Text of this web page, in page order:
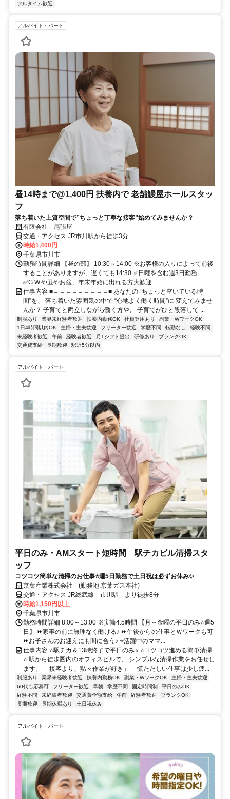
フルタイム歓迎
アルバイト・パート
昼14時まで@1,400円 扶養内で 老舗鰻屋ホールスタッ
フ
落ち着いた上質空間で”ちょっと丁寧な接客”始めてみませんか？
有限会社 尾張屋
交通・アクセス JR市川駅から徒歩3分
時給1,400円
千葉県市川市
勤務時間詳細 【昼の部】 10:30～14:00 ※お客様の入りによって前後
することがありますが、遅くても14:30 ✅日曜を含む週3日勤務
✅G.W.や丑やお盆、年末年始に出れる方大歓迎
仕事内容 ■＝＝＝＝＝＝＝＝＝■ あなたの “ちょっと空いている時
間”を、 落ち着いた雰囲気の中で “心地よく働く時間”に 変えてみませ
んか？ 子育てと両立しながら働く方や、 子育てがひと段落して ...
制服あり 業界未経験者歓迎 扶養内勤務OK 社員登用あり
副業・WワークOK
1日4時間以内OK
主婦・主夫歓迎 フリーター歓迎 学歴不問 転勤なし
経験不問
未経験者歓迎
午前 経験者歓迎 月1シフト提出 研修あり
ブランクOK
交通費支給
長期歓迎 駅近5分以内
アルバイト・パート
平日のみ・AMスタート短時間 駅チカビル清掃スタ
ッフ
コツコツ簡単な清掃のお仕事⭐週5日勤務で土日祝は必ずお休み✨
京葉産業株式会社 (勤務地:京葉ガス本社)
交通・アクセス JR総武線「市川駅」より徒歩8分
時給1,150円以上
千葉県市川市
勤務時間詳細 8:00～13:00 ※実働4.5時間 【月～金曜の平日のみ⭐週5
日】 ⏩家事の前に無理なく働ける♪ ⏩午後からの仕事とＷワークも可
⏩お子さんのお迎えにも間に合う♪ ⭐活躍中のママ...
仕事内容 ⭐駅チカ＆13時終了で平日のみ⭐ ⭐コツコツ進める簡単清掃
⭐ 駅から徒歩圏内のオフィスビルで、 シンプルな清掃作業をお任せし
ます。 「接客より、黙々作業が好き」 「慌ただしい仕事は少し疲...
制服あり 業界未経験者歓迎 扶養内勤務OK 副業・WワークOK
主婦・主夫歓迎
60代も応募可
フリーター歓迎 早朝 学歴不問 固定時間制
平日のみOK
経験不問
未経験者歓迎 交通費全額支給 午前 経験者歓迎
ブランクOK
長期歓迎
長期休暇あり 土日祝休み
アルバイト・パート